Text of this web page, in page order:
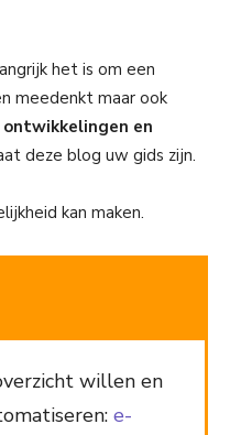
het is om een
meedenkt maar ook
en
deze blog uw gids zijn.
kan maken.
willen en
e-